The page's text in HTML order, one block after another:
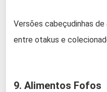
Versões cabeçudinhas
entre otakus e
9. Alimentos Fofos